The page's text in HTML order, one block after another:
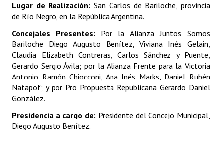
Resoluciones
Resoluciones de Presidencia
INSTITUCIONAL
Antiguos Pobladores
Noticias Destacadas
Registros y Distinciones
Lugar de Realización: San Carlos de Bariloche, provincia
de Río Negro, en la República Argentina.
Concejales Presentes: Por la Alianza Juntos Somos
Bariloche Diego Augusto Benítez, Viviana Inés Gelain,
Claudia Elizabeth Contreras, Carlos Sánchez y Puente,
Gerardo Sergio Ávila; por la Alianza Frente para la Victoria
Antonio Ramón Chiocconi, Ana Inés Marks, Daniel Rubén
Natapof; y por Pro Propuesta Republicana Gerardo Daniel
González.
Presidencia a cargo de: Presidente del Concejo Municipal,
Diego Augusto Benítez.